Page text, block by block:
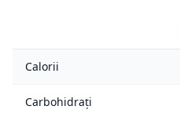
Calorii
Carbohidrați